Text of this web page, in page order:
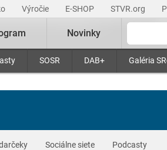
Výročie E-SHOP STVR.org
SOSR DAB+ Galéria
Novinky
Sociálne siete Podcasty